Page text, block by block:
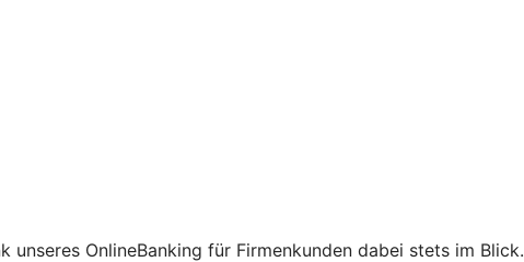
OnlineBanking für Firmenkunden dabei stets im Blick.